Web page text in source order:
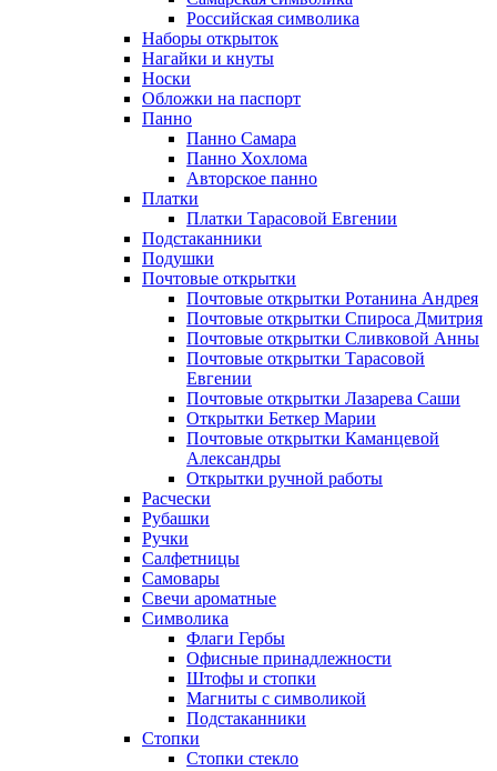
Российская символика
Наборы открыток
Нагайки и кнуты
Носки
Обложки на паспорт
Панно
Панно Самара
Панно Хохлома
Авторское панно
Платки
Платки Тарасовой Евгении
Подстаканники
Подушки
Почтовые открытки
Почтовые открытки Ротанина Андрея
Почтовые открытки Спироса Дмитрия
Почтовые открытки Сливковой Анны
Почтовые открытки Тарасовой
Евгении
Почтовые открытки Лазарева Саши
Открытки Беткер Марии
Почтовые открытки Каманцевой
Александры
Открытки ручной работы
Расчески
Рубашки
Ручки
Салфетницы
Самовары
Свечи ароматные
Символика
Флаги Гербы
Офисные принадлежности
Штофы и стопки
Магниты с символикой
Подстаканники
Стопки
Стопки стекло